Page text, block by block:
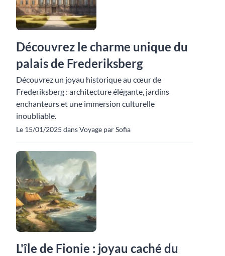
Découvrez le charme unique du
palais de Frederiksberg
Découvrez un joyau historique au cœur de
Frederiksberg : architecture élégante, jardins
enchanteurs et une immersion culturelle
inoubliable.
Le 15/01/2025 dans Voyage par Sofia
L'île de Fionie : joyau caché du